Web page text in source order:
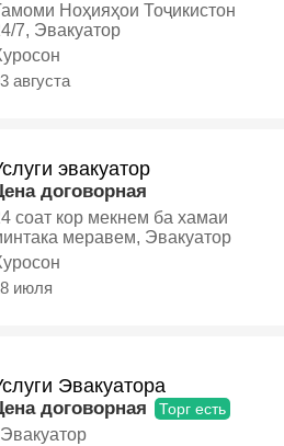
Ноҳияҳои Тоҷикистон
7, Эвакуатор
августа
эвакуатор
договорная
соат кор мекнем ба хамаи
меравем, Эвакуатор
июля
Эвакуатора
договорная Торг есть